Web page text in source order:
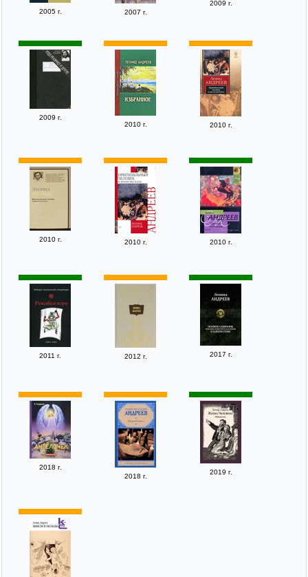
2005 г. 2007 г.
2009 г.
2009 г.
2010 г.
2010 г.
2010 г. 2010 г. 2010 г.
2011 г. 2012 г. 2017 г.
2018 г.
2018 г.
2019 г.